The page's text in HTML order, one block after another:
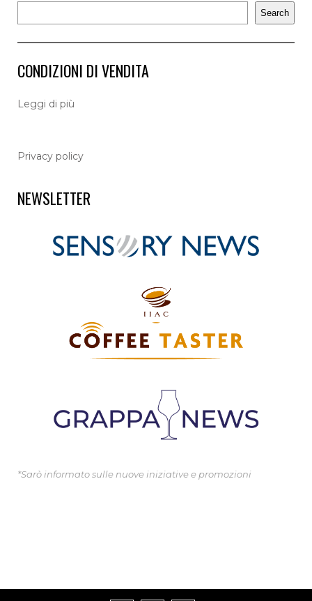
Search
CONDIZIONI DI VENDITA
Leggi di più
Privacy policy
NEWSLETTER
*Sarò informato sulle nuove iniziative e promozioni